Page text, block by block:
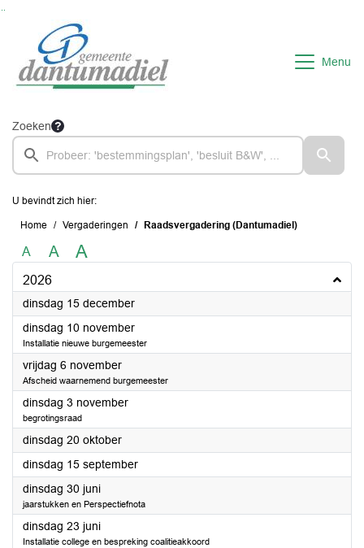
Menu
Zoeken
U bevindt zich hier:
Home Vergaderingen Raadsvergadering (Dantumadiel)
A A A
2026
dinsdag 15 december2026
dinsdag 10 november2026
Installatie nieuwe burgemeester
vrijdag 6 november2026
Afscheid waarnemend burgemeester
dinsdag 3 november2026
begrotingsraad
dinsdag 20 oktober2026
dinsdag 15 september2026
dinsdag 30 juni2026
jaarstukken en Perspectiefnota
dinsdag 23 juni2026
Installatie college en bespreking coalitieakkoord